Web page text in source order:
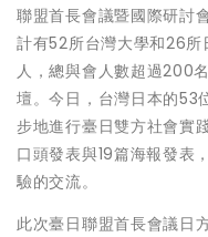
聯盟首長會議暨國際研討
計有52所台灣大學和26
人，總與會人數超過200
壇。今日，台灣日本的53
步地進行臺日雙方社會實
口頭發表與19篇海報發表
驗的交流。
此次臺日聯盟首長會議日